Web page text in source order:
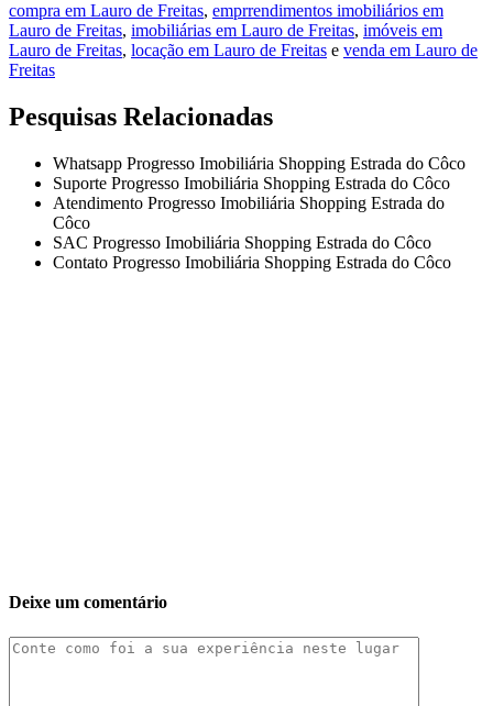
compra em Lauro de Freitas, emprrendimentos imobiliários em
Lauro de Freitas, imobiliárias em Lauro de Freitas, imóveis em
Lauro de Freitas, locação em Lauro de Freitas e venda em Lauro de
Freitas
Pesquisas Relacionadas
Whatsapp Progresso Imobiliária Shopping Estrada do Côco
Suporte Progresso Imobiliária Shopping Estrada do Côco
Atendimento Progresso Imobiliária Shopping Estrada do
Côco
SAC Progresso Imobiliária Shopping Estrada do Côco
Contato Progresso Imobiliária Shopping Estrada do Côco
Deixe um comentário